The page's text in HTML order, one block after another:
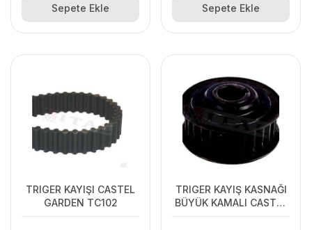
Sepete Ekle Sepete Ekle
TRIGER KAYIŞI CASTEL
GARDEN TC102
TRIGER KAYIŞ KASNAĞI
BÜYÜK KAMALI CASTEL